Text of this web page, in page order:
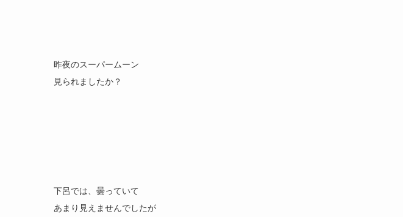
昨夜のスーパームーン
見られましたか？
下呂では、曇っていて
あまり見えませんでしたが